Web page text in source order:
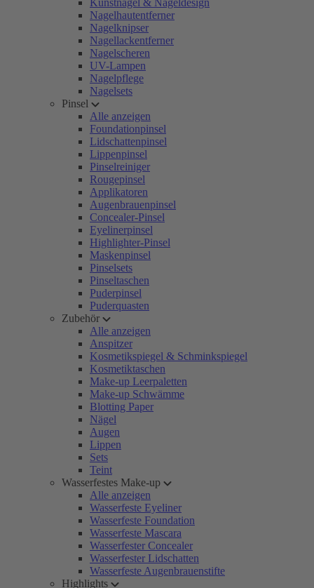
Kunstnägel & Nageldesign
Nagelhautentferner
Nagelknipser
Nagellackentferner
Nagelscheren
UV-Lampen
Nagelpflege
Nagelsets
Pinsel
Alle anzeigen
Foundationpinsel
Lidschattenpinsel
Lippenpinsel
Pinselreiniger
Rougepinsel
Applikatoren
Augenbrauenpinsel
Concealer-Pinsel
Eyelinerpinsel
Highlighter-Pinsel
Maskenpinsel
Pinselsets
Pinseltaschen
Puderpinsel
Puderquasten
Zubehör
Alle anzeigen
Anspitzer
Kosmetikspiegel & Schminkspiegel
Kosmetiktaschen
Make-up Leerpaletten
Make-up Schwämme
Blotting Paper
Nägel
Augen
Lippen
Sets
Teint
Wasserfestes Make-up
Alle anzeigen
Wasserfeste Eyeliner
Wasserfeste Foundation
Wasserfeste Mascara
Wasserfester Concealer
Wasserfester Lidschatten
Wasserfeste Augenbrauenstifte
Highlights